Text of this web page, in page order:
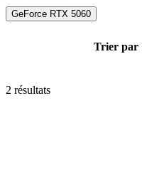
GeForce RTX 5060
Trier par
2 résultats